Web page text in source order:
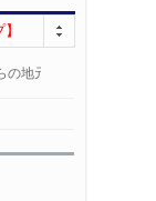
の地元偉人情報を募集